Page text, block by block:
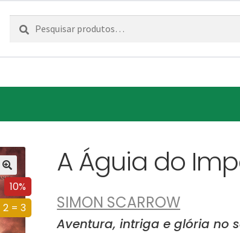
Pesquisar
por:
Pesquisa
10%
2 = 3
A Águia do
SIMON SCARROW
Aventura, intriga e glória no